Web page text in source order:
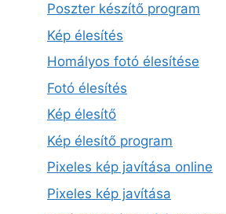
Poszter készítő program
Kép élesítés
Homályos fotó élesítése
Fotó élesítés
Kép élesítő
Kép élesítő program
Pixeles kép javítása online
Pixeles kép javítása